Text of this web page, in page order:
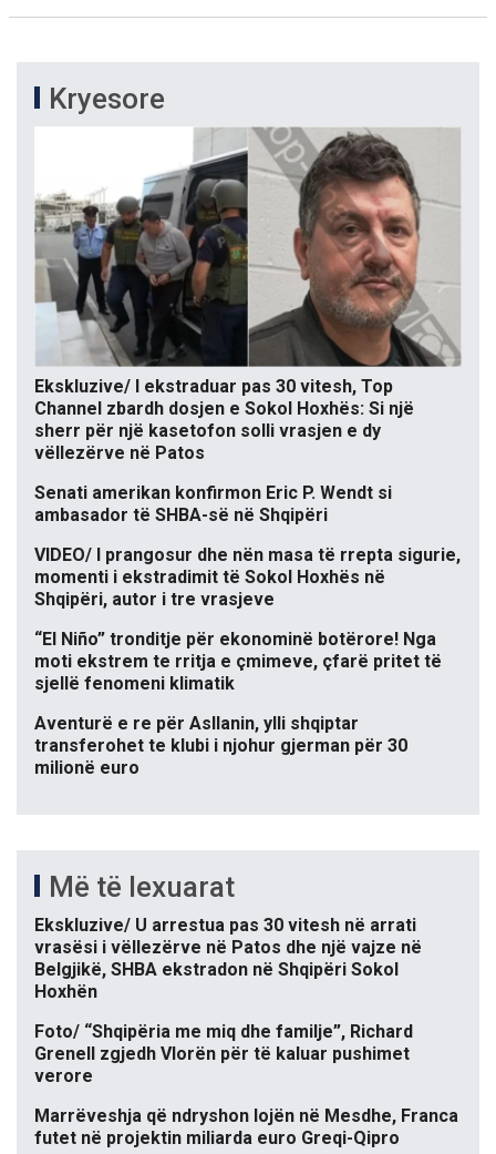
Kryesore
Ekskluzive/ I ekstraduar pas 30 vitesh, Top
Channel zbardh dosjen e Sokol Hoxhës: Si një
sherr për një kasetofon solli vrasjen e dy
vëllezërve në Patos
Senati amerikan konfirmon Eric P. Wendt si
ambasador të SHBA-së në Shqipëri
VIDEO/ I prangosur dhe nën masa të rrepta sigurie,
momenti i ekstradimit të Sokol Hoxhës në
Shqipëri, autor i tre vrasjeve
“El Niño” tronditje për ekonominë botërore! Nga
moti ekstrem te rritja e çmimeve, çfarë pritet të
sjellë fenomeni klimatik
Aventurë e re për Asllanin, ylli shqiptar
transferohet te klubi i njohur gjerman për 30
milionë euro
Më të lexuarat
Ekskluzive/ U arrestua pas 30 vitesh në arrati
vrasësi i vëllezërve në Patos dhe një vajze në
Belgjikë, SHBA ekstradon në Shqipëri Sokol
Hoxhën
Foto/ “Shqipëria me miq dhe familje”, Richard
Grenell zgjedh Vlorën për të kaluar pushimet
verore
Marrëveshja që ndryshon lojën në Mesdhe, Franca
futet në projektin miliarda euro Greqi-Qipro